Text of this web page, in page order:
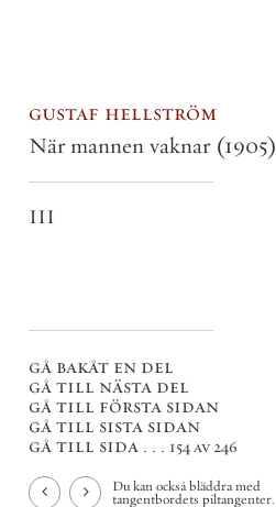
gustaf hellström
När mannen vaknar (1905)
III
gå bakåt en del
gå till nästa del
gå till första sidan
gå till sista sidan
gå till sida . . . 154 av 246
Du kan också bläddra med
tangentbordets piltangenter.